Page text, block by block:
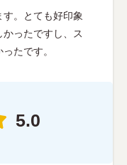
。とても好印象
ったですし、ス
たです。
5.0